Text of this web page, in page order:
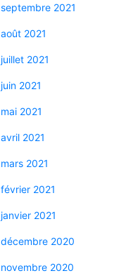
septembre 2021
août 2021
juillet 2021
juin 2021
mai 2021
avril 2021
mars 2021
février 2021
janvier 2021
décembre 2020
novembre 2020